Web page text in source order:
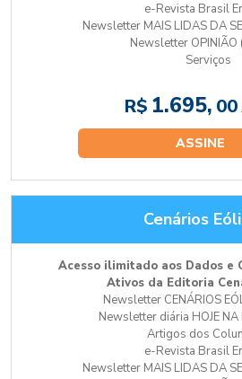
e-Revista Brasil
Newsletter MAIS LIDAS DA
Newsletter OPINIÃO
Serviços
R$ 1.695, 00
ASSINE
Cenários
Acesso ilimitado aos Dados e
Ativos da Editoria
Newsletter CENÁRIOS
Newsletter diária HOJE NA
Artigos dos
e-Revista Brasil
Newsletter MAIS LIDAS DA